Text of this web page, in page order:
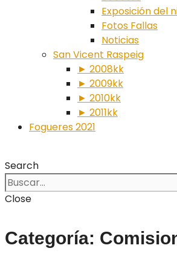
Exposición del
Fotos Fallas
Noticias
San Vicent Raspeig
► 2008kk
► 2009kk
► 2010kk
► 2011kk
Fogueres 2021
Search
Close
Categoría: